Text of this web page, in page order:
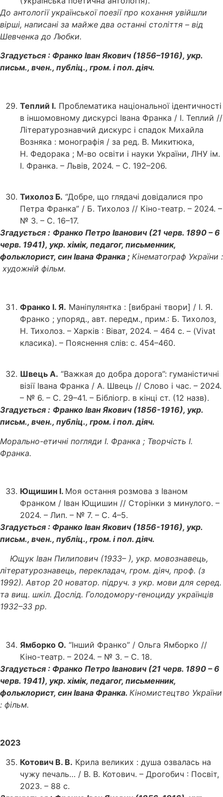
До антології української поезії про кохання увійшли
вірші, написані за майже два останні століття – від
Шевченка до Любки.
Згадується : Франко Іван Якович (1856–1916), укр.
письм., вчен., публіц., гром. і пол. діяч.
Теплий І. Проблематика національної ідентичності
в іншомовному дискурсі Івана Франка / І. Теплий //
Літературознавчий дискурс і спадок Михайла
Возняка : монографія / за ред. В. Микитюка,
Н. Федорака ; М-во освіти і науки України, ЛНУ ім.
І. Франка. – Львів, 2024. – С. 192–206.
Тихолоз Б. “Добре, що глядачі довідалися про
Петра Франка” / Б. Тихолоз // Кіно-театр. – 2024. –
№ 3. – С. 16–17.
Згадується : Франко Петро Іванович (21 черв. 1890 – 6
черв. 1941), укр. хімік, педагог, письменник,
фольклорист, син Івана Франка ; Кінематограф України :
художній фільм.
Франко І. Я. Маніпулянтка : [вибрані твори] / І. Я.
Франко ; упоряд., авт. передм., прим.: Б. Тихолоз,
Н. Тихолоз. – Харків : Віват, 2024. – 464 с. – (Vivat
класика). – Пояснення слів: с. 454–460.
Швець А. “Важкая до добра дорога”: гуманістичні
візії Івана Франка / А. Швець // Слово і час. – 2024.
– № 6. – С. 29–41. – Бібліогр. в кінці ст. (12 назв).
Згадується : Франко Іван Якович (1856-1916), укр.
письм., вчен., публіц., гром. і пол. діяч.
Морально-етичні погляди І. Франка ; Творчість І.
Франка.
Ющишин І. Моя остання розмова з Іваном
Франком / Іван Ющишин // Сторінки з минулого. –
2024. – Лип. – № 7. – С. 4–5.
Згадується : Франко Іван Якович (1856-1916), укр.
письм., вчен., публіц., гром. і пол. діяч.
Ющук Іван Пилипович (1933– ), укр. мовознавець,
літературознавець, перекладач, гром. діяч, проф. (з
1992). Автор 20 новатор. підруч. з укр. мови для серед.
та вищ. шкіл. Дослід. Голодомору-геноциду українців
1932–33 рр.
Ямборко О. “Інший Франко” / Ольга Ямборко //
Кіно-театр. – 2024. – № 3. – С. 18.
Згадується : Франко Петро Іванович (21 черв. 1890 – 6
черв. 1941), укр. хімік, педагог, письменник,
фольклорист, син Івана Франка. Кіномистецтво України
: фільм.
2023
Котович В. В. Крила великих : душа озвалась на
чужу печаль… / В. В. Котович. – Дрогобич : Посвіт,
2023. – 88 с.